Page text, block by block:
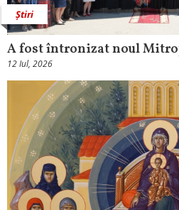
Știri
A fost întronizat noul
12 Iul, 2026